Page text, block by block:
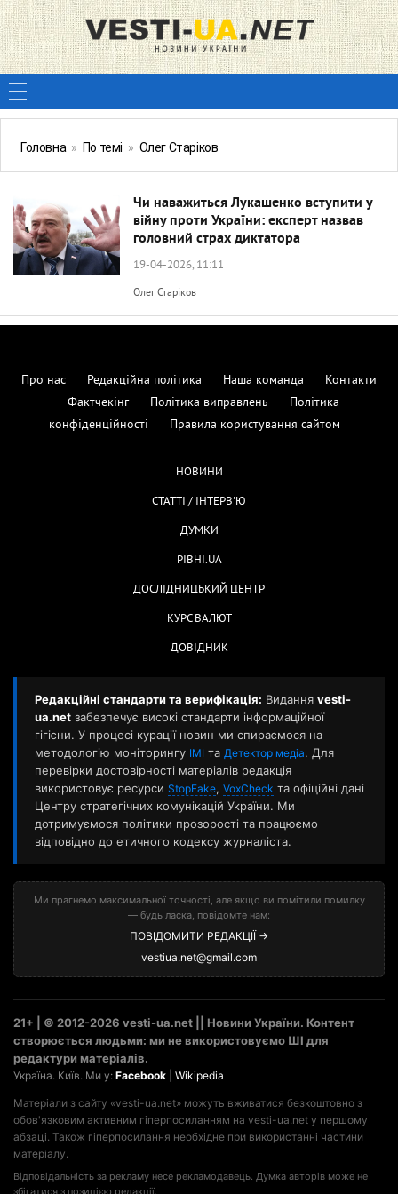
Головна » По темі » Олег Старіков
Чи наважиться Лукашенко вступити у
війну проти України: експерт назвав
головний страх диктатора
19-04-2026, 11:11
Олег Старіков
Про нас Редакційна політика Наша команда
Контакти
Фактчекінг
Політика виправлень
Політика
конфіденційності
Правила користування сайтом
НОВИНИ
СТАТТІ / ІНТЕРВ'Ю
ДУМКИ
РІВНІ.UA
ДОСЛІДНИЦЬКИЙ ЦЕНТР
КУРС ВАЛЮТ
ДОВІДНИК
Редакційні стандарти та верифікація: Видання vesti-
ua.net забезпечує високі стандарти інформаційної
гігієни. У процесі курації новин ми спираємося на
методологію моніторингу ІМІ та Детектор медіа. Для
перевірки достовірності матеріалів редакція
використовує ресурси StopFake, VoxCheck та офіційні дані
Центру стратегічних комунікацій України. Ми
дотримуємося політики прозорості та працюємо
відповідно до етичного кодексу журналіста.
Ми прагнемо максимальної точності, але якщо ви помітили помилку
— будь ласка, повідомте нам:
ПОВІДОМИТИ РЕДАКЦІЇ →
vestiua.net@gmail.com
21+ | © 2012-2026 vesti-ua.net || Новини України. Контент
створюється людьми: ми не використовуємо ШІ для
редактури матеріалів.
Україна. Київ. Ми у: Facebook Wikipedia
Матеріали з сайту «vesti-ua.net» можуть вживатися безкоштовно з
обов'язковим активним гіперпосиланням на vesti-ua.net у першому
абзаці. Також гіперпосилання необхідне при використанні частини
матеріалу.
Відповідальність за рекламу несе рекламодавець. Думка авторів може не
збігатися з позицією редакції.